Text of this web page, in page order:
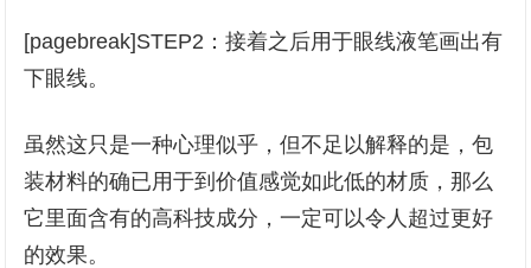
[pagebreak]STEP2：接着之后用于眼线液笔画出有
下眼线。
虽然这只是一种心理似乎，但不足以解释的是，包
装材料的确已用于到价值感觉如此低的材质，那么
它里面含有的高科技成分，一定可以令人超过更好
的效果。